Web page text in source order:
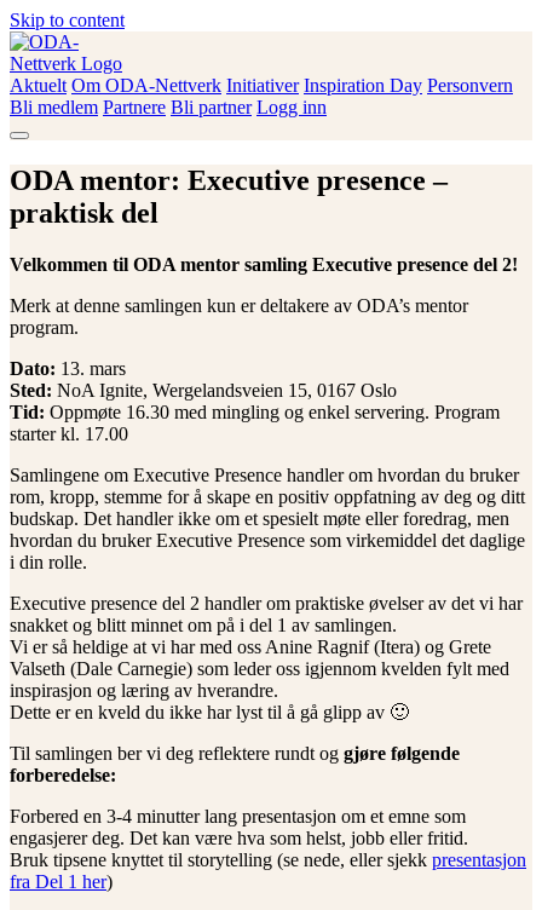
Skip to content
ODA-Nettverk
Aktuelt Om ODA-Nettverk Initiativer Inspiration Day Personvern
Bli medlem Partnere Bli partner Logg inn
ODA mentor: Executive presence –
praktisk del
Velkommen til ODA mentor samling Executive presence del 2!
Merk at denne samlingen kun er deltakere av ODA’s mentor
program.
Dato: 13. mars
Sted: NoA Ignite, Wergelandsveien 15, 0167 Oslo
Tid: Oppmøte 16.30 med mingling og enkel servering. Program
starter kl. 17.00
Samlingene om Executive Presence handler om hvordan du bruker
rom, kropp, stemme for å skape en positiv oppfatning av deg og ditt
budskap. Det handler ikke om et spesielt møte eller foredrag, men
hvordan du bruker Executive Presence som virkemiddel det daglige
i din rolle.
Executive presence del 2 handler om praktiske øvelser av det vi har
snakket og blitt minnet om på i del 1 av samlingen.
Vi er så heldige at vi har med oss Anine Ragnif (Itera) og Grete
Valseth (Dale Carnegie) som leder oss igjennom kvelden fylt med
inspirasjon og læring av hverandre.
Dette er en kveld du ikke har lyst til å gå glipp av 🙂
Til samlingen ber vi deg reflektere rundt og gjøre følgende
forberedelse:
Forbered en 3-4 minutter lang presentasjon om et emne som
engasjerer deg. Det kan være hva som helst, jobb eller fritid.
Bruk tipsene knyttet til storytelling (se nede, eller sjekk presentasjon
fra Del 1 her)